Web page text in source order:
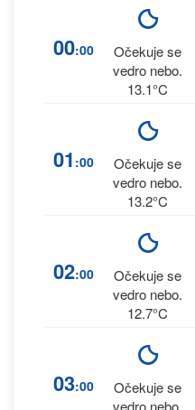
00:00
Očekuje se
vedro nebo.
13.1°C
01 :00
Očekuje se
vedro nebo.
13.2°C
02:00
Očekuje se
vedro nebo.
12.7°C
03:00
Očekuje se
vedro nebo.